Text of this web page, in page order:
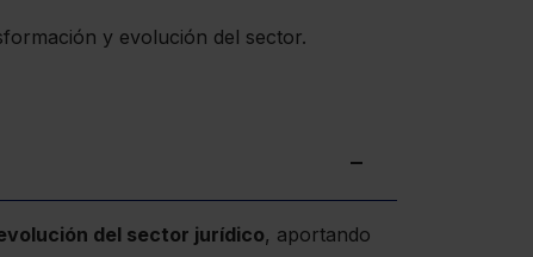
y evolución del sector.
del sector jurídico, aportando